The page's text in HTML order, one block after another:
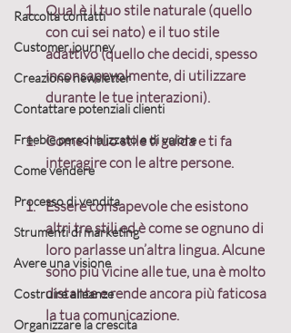
Raccolta contatti
Customer journey
Creazione newsletter
Contattare potenziali clienti
Freebie personalizzato e di valore
Come vendere
Processo di vendita
Strumenti di marketing
Avere una visione
Costruire alleanze
Organizzare la crescita
Qual è il tuo stile naturale (quello
con cui sei nato) e il tuo stile
adattivo (quello che decidi, spesso
inconsapevolmente, di utilizzare
durante le tue interazioni).
Come il tuo stile ti guida e ti fa
interagire con le altre persone.
Essere consapevole che esistono
altri tre stili ed è come se ognuno di
loro parlasse un’altra lingua. Alcune
sono più vicine alle tue, una è molto
distante e rende ancora più faticosa
la tua comunicazione.